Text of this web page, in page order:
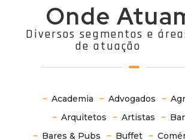
Onde
Diversos segmentos e
de atuação
Academia Advogados
Arquitetos
Artistas
Bares & Pubs
Buffet